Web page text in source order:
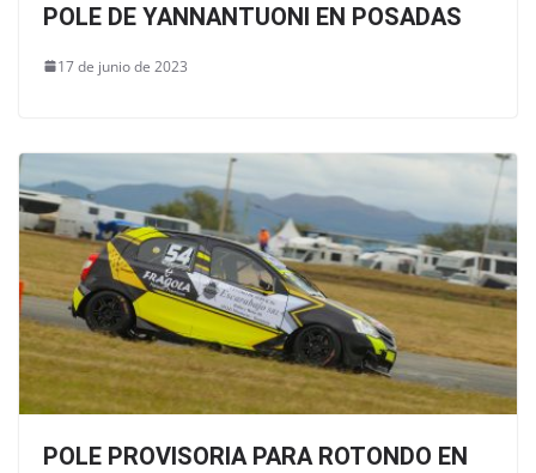
POLE DE YANNANTUONI EN POSADAS
17 de junio de 2023
POLE PROVISORIA PARA ROTONDO EN